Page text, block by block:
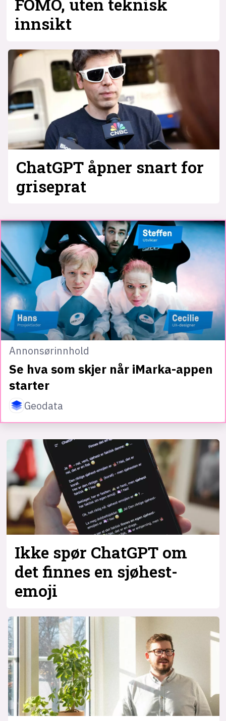
FOMO, uten teknisk
innsikt
ChatGPT åpner snart for
griseprat
Annonsørinnhold
Se hva som skjer når iMarka-appen
starter
Geodata
Ikke spør ChatGPT om
det finnes en sjøhest-
emoji